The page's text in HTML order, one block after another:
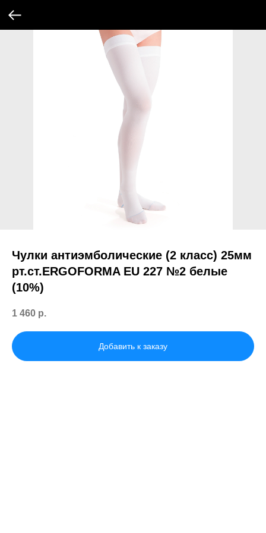
Чулки антиэмболические (2 класс) 25мм
рт.ст.ERGOFORMA EU 227 №2 белые
(10%)
1 460 р.
Добавить к заказу